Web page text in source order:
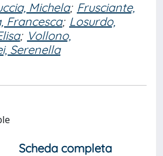
Michela; Frusciante,
Francesca; Losurdo,
; Vollono,
Serenella
Scheda completa